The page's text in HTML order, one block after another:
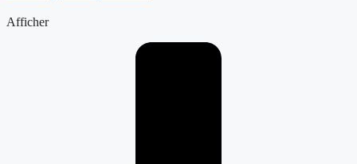
Afficher